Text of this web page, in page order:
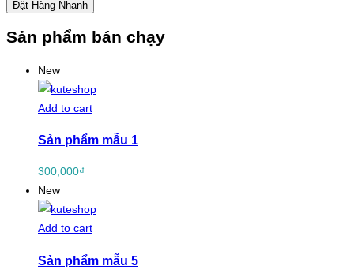
Sản phẩm bán chạy
New
Add to cart
Sản phẩm mẫu 1
300,000₫
New
Add to cart
Sản phẩm mẫu 5